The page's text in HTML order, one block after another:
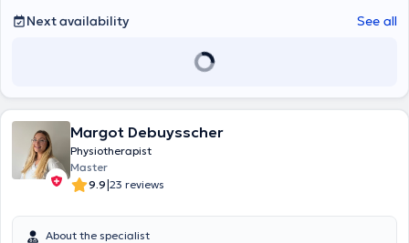
Next availability
See all
Margot Debuysscher
Physiotherapist
Master
9.9|23 reviews
About the specialist